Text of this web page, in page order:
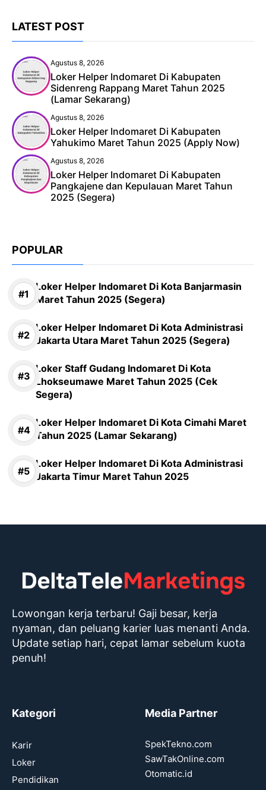
LATEST POST
Agustus 8, 2026
Loker Helper Indomaret Di Kabupaten
Sidenreng Rappang Maret Tahun 2025
(Lamar Sekarang)
Agustus 8, 2026
Loker Helper Indomaret Di Kabupaten
Yahukimo Maret Tahun 2025 (Apply Now)
Agustus 8, 2026
Loker Helper Indomaret Di Kabupaten
Pangkajene dan Kepulauan Maret Tahun
2025 (Segera)
POPULAR
Loker Helper Indomaret Di Kota Banjarmasin
Maret Tahun 2025 (Segera)
Loker Helper Indomaret Di Kota Administrasi
Jakarta Utara Maret Tahun 2025 (Segera)
Loker Staff Gudang Indomaret Di Kota
Lhokseumawe Maret Tahun 2025 (Cek
Segera)
Loker Helper Indomaret Di Kota Cimahi Maret
Tahun 2025 (Lamar Sekarang)
Loker Helper Indomaret Di Kota Administrasi
Jakarta Timur Maret Tahun 2025
Lowongan kerja terbaru! Gaji besar, kerja
nyaman, dan peluang karier luas menanti Anda.
Update setiap hari, cepat lamar sebelum kuota
penuh!
Kategori
Karir
Loker
Pendidikan
Media Partner
SpekTekno.com
SawTakOnline.com
Otomatic.id